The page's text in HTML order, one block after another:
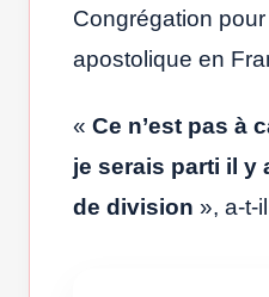
Congrégation
apostolique en
« Ce n’est pas à
je serais parti il ​​y
de division », a-t-